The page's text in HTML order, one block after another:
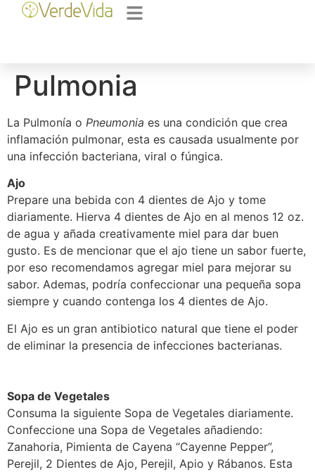
Pulmonia
La Pulmonía o Pneumonia es una condición que crea
inflamación pulmonar, esta es causada usualmente por
una infección bacteriana, viral o fúngica.
Ajo
Prepare una bebida con 4 dientes de Ajo y tome
diariamente. Hierva 4 dientes de Ajo en al menos 12 oz.
de agua y añada creativamente miel para dar buen
gusto. Es de mencionar que el ajo tiene un sabor fuerte,
por eso recomendamos agregar miel para mejorar su
sabor. Ademas, podría confeccionar una pequeña sopa
siempre y cuando contenga los 4 dientes de Ajo.
El Ajo es un gran antibiotico natural que tiene el poder
de eliminar la presencia de infecciones bacterianas.
Sopa de Vegetales
Consuma la siguiente Sopa de Vegetales diariamente.
Confeccione una Sopa de Vegetales añadiendo:
Zanahoria, Pimienta de Cayena “Cayenne Pepper”,
Perejil, 2 Dientes de Ajo, Perejil, Apio y Rábanos. Esta